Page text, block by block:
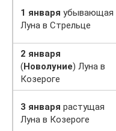
1 января убывающая
Луна в Стрельце
2 января
(Новолуние) Луна в
Козероге
3 января растущая
Луна в Козероге